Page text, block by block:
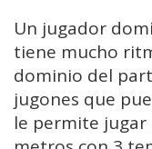
Un jugador
tiene mucho
dominio del
jugones que
le permite jugar